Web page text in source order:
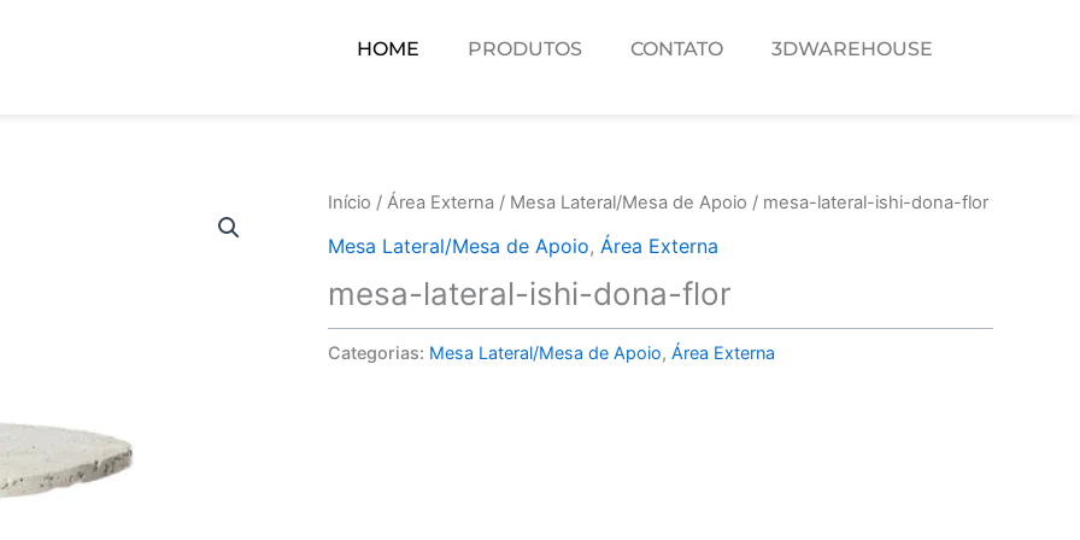
HOME PRODUTOS CONTATO 3DWAREHOUSE
Início / Área Externa / Mesa Lateral/Mesa de Apoio / mesa-lateral-ishi-dona-flor
Mesa Lateral/Mesa de Apoio, Área Externa
mesa-lateral-ishi-dona-flor
Categorias: Mesa Lateral/Mesa de Apoio, Área Externa